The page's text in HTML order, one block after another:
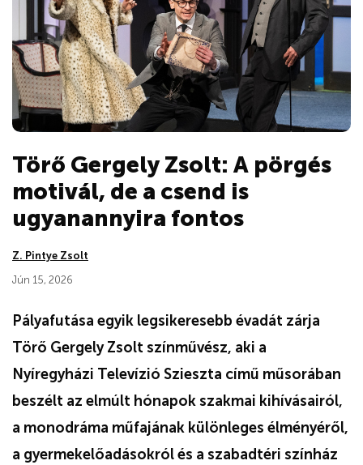
Törő Gergely Zsolt: A pörgés
motivál, de a csend is
ugyanannyira fontos
Z. Pintye Zsolt
Jún 15, 2026
Pályafutása egyik legsikeresebb évadát zárja
Törő Gergely Zsolt színművész, aki a
Nyíregyházi Televízió Szieszta című műsorában
beszélt az elmúlt hónapok szakmai kihívásairól,
a monodráma műfajának különleges élményéről,
a gyermekelőadásokról és a szabadtéri színház